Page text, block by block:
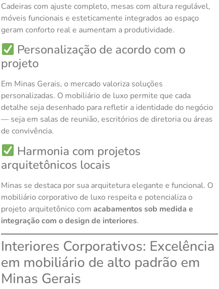
Cadeiras com ajuste completo, mesas com altura regulável,
móveis funcionais e esteticamente integrados ao espaço
geram conforto real e aumentam a produtividade.
Personalização de acordo com o
projeto
Em Minas Gerais, o mercado valoriza soluções
personalizadas. O mobiliário de luxo permite que cada
detalhe seja desenhado para refletir a identidade do negócio
— seja em salas de reunião, escritórios de diretoria ou áreas
de convivência.
Harmonia com projetos
arquitetônicos locais
Minas se destaca por sua arquitetura elegante e funcional. O
mobiliário corporativo de luxo respeita e potencializa o
projeto arquitetônico com acabamentos sob medida e
integração com o design de interiores.
Interiores Corporativos: Excelência
em mobiliário de alto padrão em
Minas Gerais